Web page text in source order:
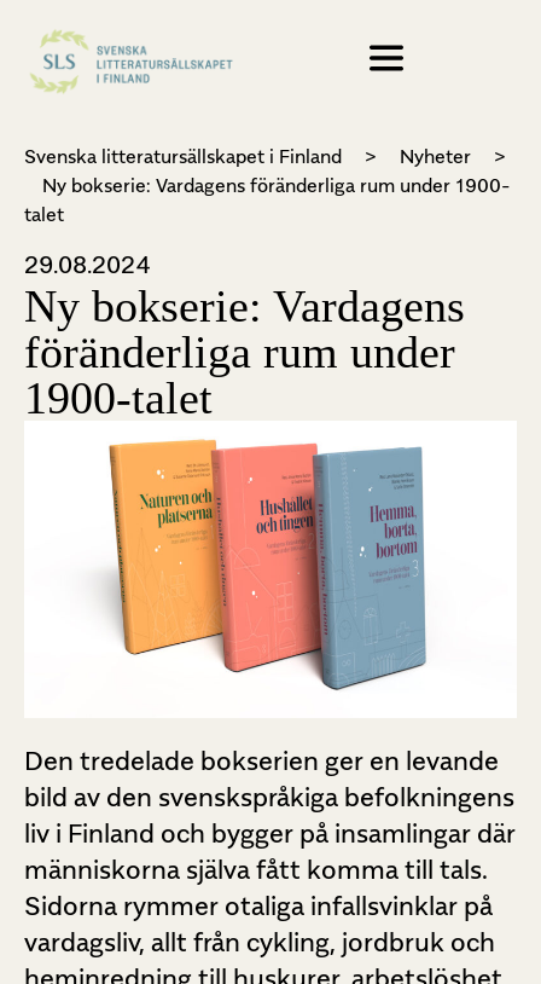
Svenska litteratursällskapet i Finland > Nyheter
>
Ny bokserie: Vardagens föränderliga rum under 1900-
talet
29.08.2024
Ny bokserie: Vardagens
föränderliga rum under
1900-talet
Den tredelade bokserien ger en levande
bild av den svenskspråkiga befolkningens
liv i Finland och bygger på insamlingar där
människorna själva fått komma till tals.
Sidorna rymmer otaliga infallsvinklar på
vardagsliv, allt från cykling, jordbruk och
heminredning till huskurer, arbetslöshet